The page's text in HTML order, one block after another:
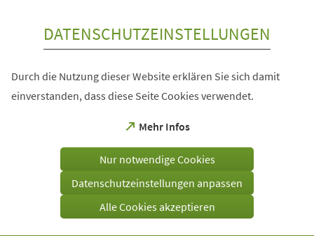
DATENSCHUTZEINSTELLUNGEN
Durch die Nutzung dieser Website erklären Sie sich damit
einverstanden, dass diese Seite Cookies verwendet.
Mehr Infos
(Öffnet
einem
Tab)
Nur notwendige Cookies
Datenschutzeinstellungen anpassen
Alle Cookies akzeptieren